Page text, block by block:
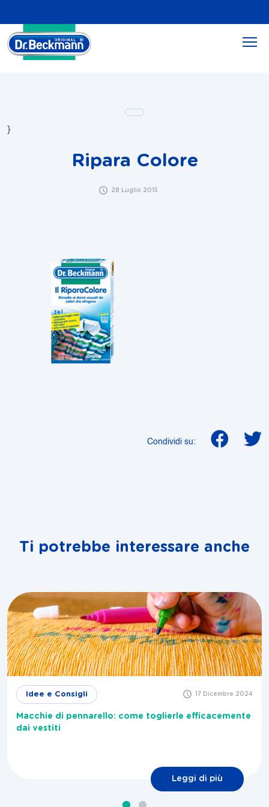
}
Ripara Colore
28 Luglio 2015
Condividi su:
Ti potrebbe interessare anche
Idee e Consigli 17 Dicembre 2024
Macchie di pennarello: come toglierle efficacemente
dai vestiti
Leggi di più